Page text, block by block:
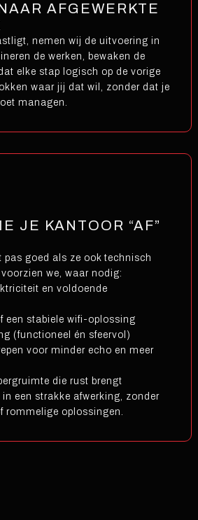
AFGEWERKTE
nemen wij de uitvoering in
de werken, bewaken de
elke stap logisch op de vorige
waar jij dat wil, zonder dat je
managen.
JE KANTOOR “AF”
pas goed als ze ook technisch
we, waar nodig:
en voldoende
een stabiele wifi-oplossing
(functioneel én sfeervol)
voor minder echo en meer
die rust brengt
een strakke afwerking, zonder
rommelige oplossingen.